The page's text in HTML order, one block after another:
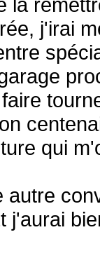
j'irai
qui
autre
j'aurai